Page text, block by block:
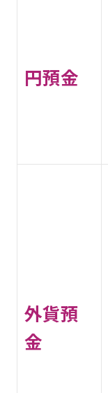
円預金
外貨預
金